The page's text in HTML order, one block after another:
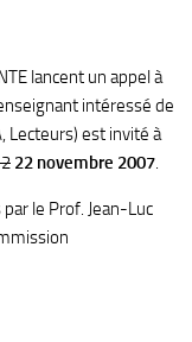
lancent un appel à
intéressé de
Lecteurs) est invité à
22 novembre 2007.
le Prof. Jean-Luc